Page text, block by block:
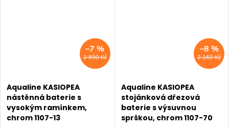
2 890 Kč
–7 %
Aqualine KASIOPEA
nástěnná baterie s
vysokým ramínkem,
chrom 1107-13
2 160 Kč
–8 %
Aqualine KASIOPEA
stojánková dřezová
baterie s výsuvnou
sprškou, chrom 1107-70